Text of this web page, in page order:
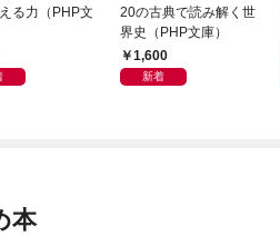
る力（PHP文
20の古典で読み解く世
界史（PHP文庫）
1,600
新着
本